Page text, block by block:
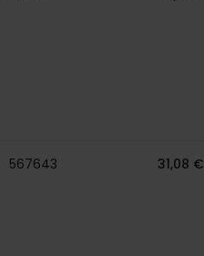
567643 31,08 €